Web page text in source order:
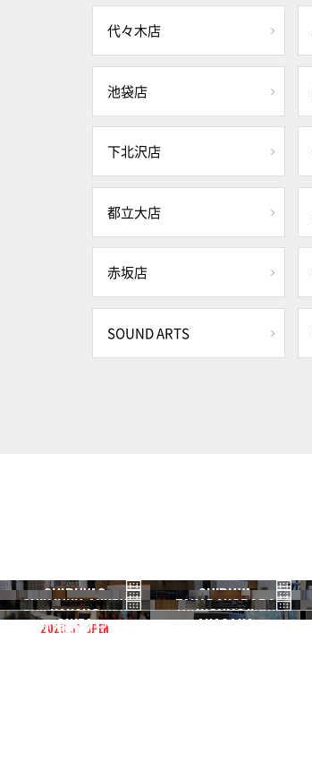
代々木店
池袋店
下北沢店
都立大店
赤坂店
SOUND ARTS
SHIBUYA3
渋谷3号
2026.07 OPEN
SHIBUYA
渋谷本店
SHINJUKU ANNEX
新宿ANNEX
TAKADANOBABA
高田馬場
NAKANO
中野
KICHIJOJI
GINZA AKASAKA